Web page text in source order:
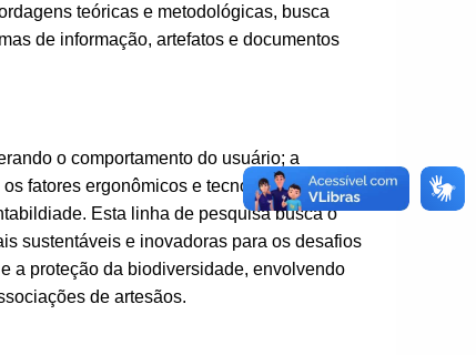
teóricas e metodológicas, busca
de informação, artefatos e documentos
o comportamento do usuário; a
fatores ergonômicos e tecnológicos; e as
Esta linha de pesquisa busca o
sustentáveis e inovadoras para os desafios
a proteção da biodiversidade, envolvendo
de artesãos.